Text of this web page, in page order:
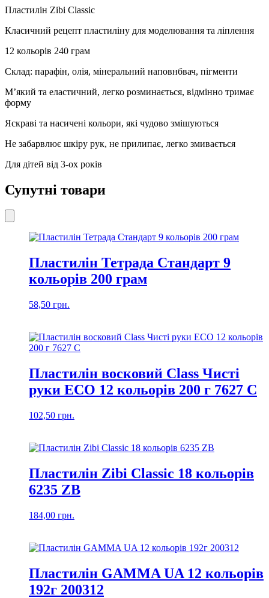
Пластилін Zibi Classic
Класичний рецепт пластиліну для моделювання та ліплення
12 кольорів 240 грам
Склад: парафін, олія, мінеральний наповнбвач, пігменти
М’який та еластичний, легко розминається, відмінно тримає
форму
Яскраві та насичені кольори, які чудово змішуються
Не забарвлює шкіру рук, не прилипає, легко змивається
Для дітей від 3-ох років
Супутні товари
Пластилін Тетрада Стандарт 9
кольорів 200 грам
58,50 грн.
Пластилін восковий Class Чисті
руки ЕСО 12 кольорів 200 г 7627 С
102,50 грн.
Пластилін Zibi Classic 18 кольорів
6235 ZB
184,00 грн.
Пластилін GAMMA UA 12 кольорів
192г 200312